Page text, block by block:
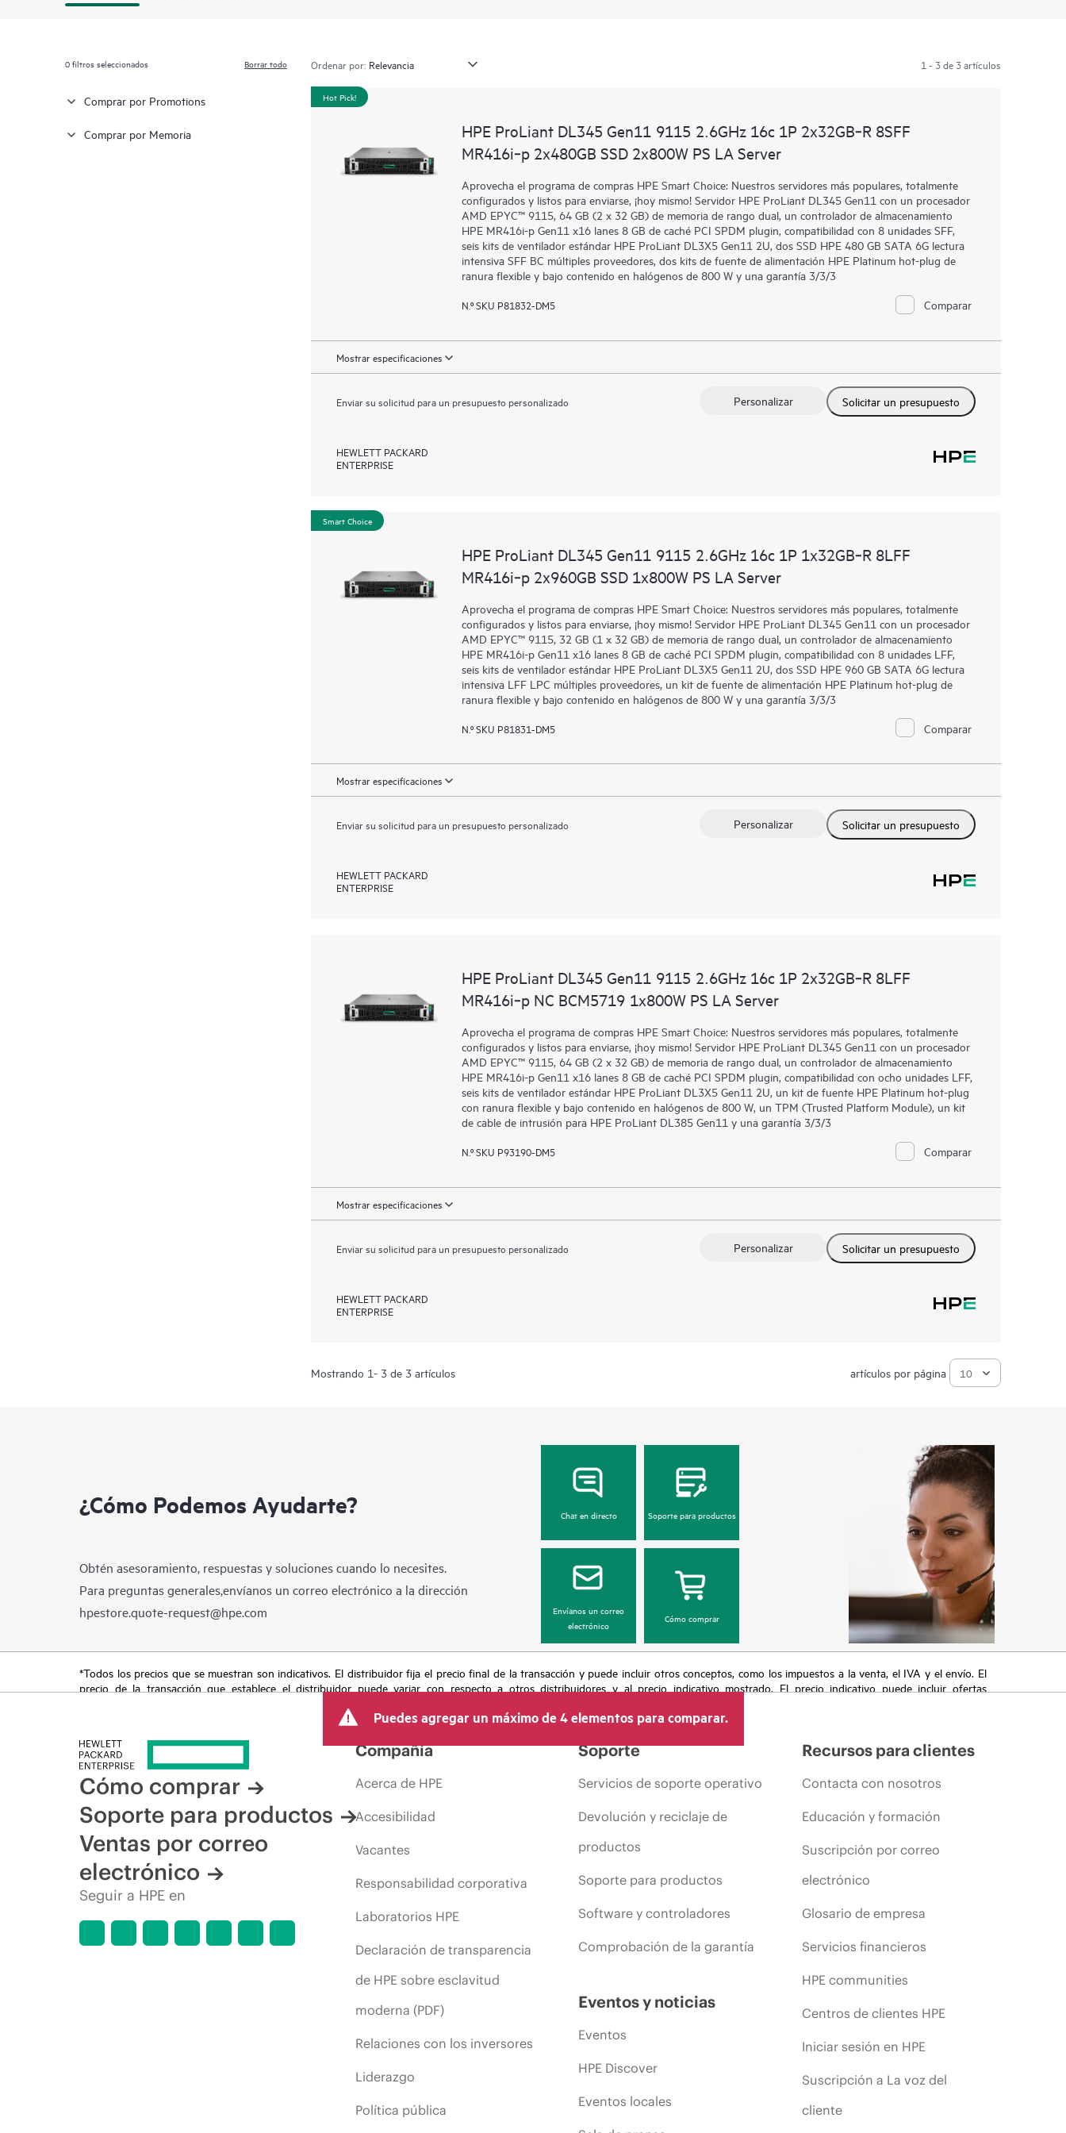
0filtros seleccionados Borrar todo
Comprar por Promotions
Comprar por Memoria
Ordenar por: 1 - 3 de 3 artículos
Hot Pick!
HPE ProLiant DL345 Gen11 9115 2.6GHz 16c 1P 2x32GB‑R 8SFF
MR416i‑p 2x480GB SSD 2x800W PS LA Server
Aprovecha el programa de compras HPE Smart Choice: Nuestros servidores más populares, totalmente
configurados y listos para enviarse, ¡hoy mismo! Servidor HPE ProLiant DL345 Gen11 con un procesador
AMD EPYC™ 9115, 64 GB (2 x 32 GB) de memoria de rango dual, un controlador de almacenamiento
HPE MR416i-p Gen11 x16 lanes 8 GB de caché PCI SPDM plugin, compatibilidad con 8 unidades SFF,
seis kits de ventilador estándar HPE ProLiant DL3X5 Gen11 2U, dos SSD HPE 480 GB SATA 6G lectura
intensiva SFF BC múltiples proveedores, dos kits de fuente de alimentación HPE Platinum hot-plug de
ranura flexible y bajo contenido en halógenos de 800 W y una garantía 3/3/3
N.º SKU P81832-DM5 Comparar
Mostrar especificaciones
Enviar su solicitud para un presupuesto personalizado Solicitar un presupuesto
Personalizar
HEWLETT PACKARD
ENTERPRISE
Smart Choice
HPE ProLiant DL345 Gen11 9115 2.6GHz 16c 1P 1x32GB‑R 8LFF
MR416i‑p 2x960GB SSD 1x800W PS LA Server
Aprovecha el programa de compras HPE Smart Choice: Nuestros servidores más populares, totalmente
configurados y listos para enviarse, ¡hoy mismo! Servidor HPE ProLiant DL345 Gen11 con un procesador
AMD EPYC™ 9115, 32 GB (1 x 32 GB) de memoria de rango dual, un controlador de almacenamiento
HPE MR416i-p Gen11 x16 lanes 8 GB de caché PCI SPDM plugin, compatibilidad con 8 unidades LFF,
seis kits de ventilador estándar HPE ProLiant DL3X5 Gen11 2U, dos SSD HPE 960 GB SATA 6G lectura
intensiva LFF LPC múltiples proveedores, un kit de fuente de alimentación HPE Platinum hot-plug de
ranura flexible y bajo contenido en halógenos de 800 W y una garantía 3/3/3
N.º SKU P81831-DM5 Comparar
Mostrar especificaciones
Enviar su solicitud para un presupuesto personalizado Solicitar un presupuesto
Personalizar
HEWLETT PACKARD
ENTERPRISE
HPE ProLiant DL345 Gen11 9115 2.6GHz 16c 1P 2x32GB‑R 8LFF
MR416i‑p NC BCM5719 1x800W PS LA Server
Aprovecha el programa de compras HPE Smart Choice: Nuestros servidores más populares, totalmente
configurados y listos para enviarse, ¡hoy mismo! Servidor HPE ProLiant DL345 Gen11 con un procesador
AMD EPYC™ 9115, 64 GB (2 x 32 GB) de memoria de rango dual, un controlador de almacenamiento
HPE MR416i-p Gen11 x16 lanes 8 GB de caché PCI SPDM plugin, compatibilidad con ocho unidades LFF,
seis kits de ventilador estándar HPE ProLiant DL3X5 Gen11 2U, un kit de fuente HPE Platinum hot-plug
con ranura flexible y bajo contenido en halógenos de 800 W, un TPM (Trusted Platform Module), un kit
de cable de intrusión para HPE ProLiant DL385 Gen11 y una garantía 3/3/3
N.º SKU P93190-DM5 Comparar
Mostrar especificaciones
Enviar su solicitud para un presupuesto personalizado Solicitar un presupuesto
Personalizar
HEWLETT PACKARD
ENTERPRISE
Mostrando 1- 3 de 3 artículos artículos por página
¿Cómo Podemos Ayudarte?
Obtén asesoramiento, respuestas y soluciones cuando lo necesites.
Para preguntas generales,envíanos un correo electrónico a la dirección
hpestore.quote-request@hpe.com
Chat en directo Soporte para productos
Envíanos un correo
electrónico
Cómo comprar
*Todos los precios que se muestran son indicativos. El distribuidor fija el precio final de la transacción y puede incluir otros conceptos, como los impuestos a la venta, el IVA y el envío. El
precio de la transacción que establece el distribuidor puede variar con respecto a otros distribuidores y al precio indicativo mostrado. El precio indicativo puede incluir ofertas
del mercado, descatalogación de productos, disponibilidad limitada de productos, promociones de fin de la vida útil y errores en los anuncios.
Puedes agregar un máximo de 4 elementos para comparar.
Cómo comprar
Soporte para productos
Ventas por correo
electrónico
Seguir a HPE en
Compañía
Acerca de HPE
Accesibilidad
Vacantes
Responsabilidad corporativa
Laboratorios HPE
Declaración de transparencia
de HPE sobre esclavitud
moderna (PDF)
Relaciones con los inversores
Liderazgo
Política pública
Soporte
Servicios de soporte operativo
Devolución y reciclaje de
productos
Soporte para productos
Software y controladores
Comprobación de la garantía
Eventos y noticias
Eventos
HPE Discover
Eventos locales
Recursos para clientes
Contacta con nosotros
Educación y formación
Suscripción por correo
electrónico
Glosario de empresa
Servicios financieros
HPE communities
Centros de clientes HPE
Iniciar sesión en HPE
Suscripción a La voz del
cliente